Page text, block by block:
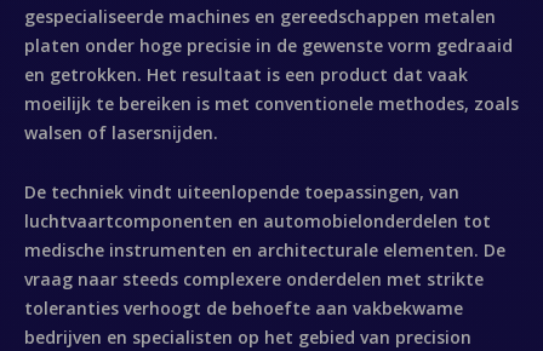
gespecialiseerde machines en gereedschappen metalen
platen onder hoge precisie in de gewenste vorm gedraaid
en getrokken. Het resultaat is een product dat vaak
moeilijk te bereiken is met conventionele methodes, zoals
walsen of lasersnijden.
De techniek vindt uiteenlopende toepassingen, van
luchtvaartcomponenten en automobielonderdelen tot
medische instrumenten en architecturale elementen. De
vraag naar steeds complexere onderdelen met strikte
toleranties verhoogt de behoefte aan vakbekwame
bedrijven en specialisten op het gebied van precision